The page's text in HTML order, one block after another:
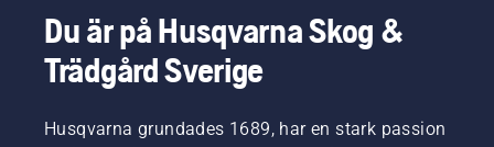
Du är på Husqvarna Skog &
Trädgård Sverige
Husqvarna grundades 1689, har en stark passion